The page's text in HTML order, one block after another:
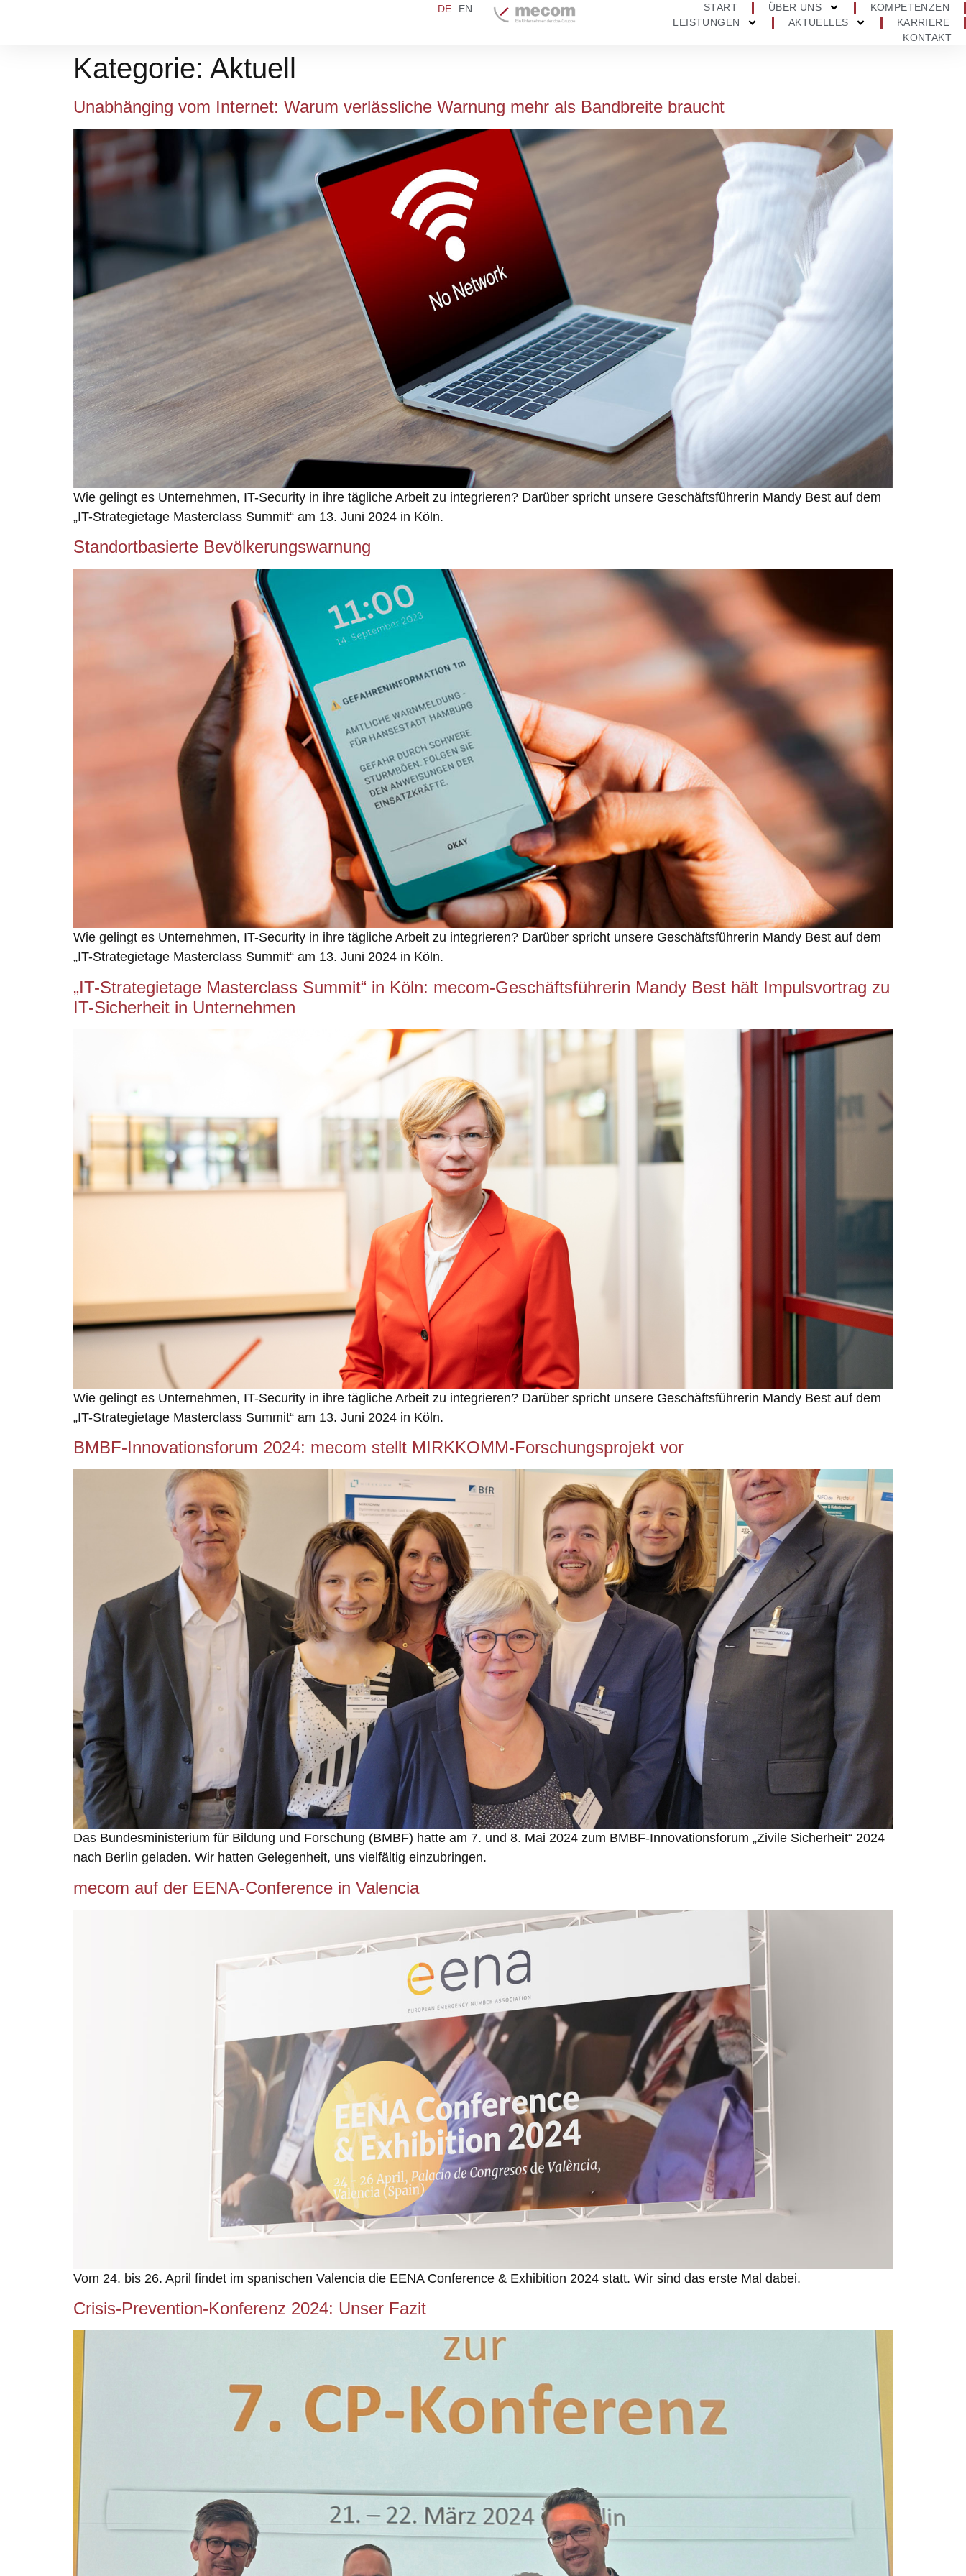
DE EN START ÜBER UNS
KOMPETENZEN
LEISTUNGEN
AKTUELLES
KARRIERE
KONTAKT
Kategorie: Aktuell
Unabhänging vom Internet: Warum verlässliche Warnung mehr als Bandbreite braucht
Wie gelingt es Unternehmen, IT-Security in ihre tägliche Arbeit zu integrieren? Darüber spricht unsere Geschäftsführerin Mandy Best auf dem
„IT-Strategietage Masterclass Summit“ am 13. Juni 2024 in Köln.
Standortbasierte Bevölkerungswarnung
Wie gelingt es Unternehmen, IT-Security in ihre tägliche Arbeit zu integrieren? Darüber spricht unsere Geschäftsführerin Mandy Best auf dem
„IT-Strategietage Masterclass Summit“ am 13. Juni 2024 in Köln.
„IT-Strategietage Masterclass Summit“ in Köln: mecom-Geschäftsführerin Mandy Best hält Impulsvortrag zu
IT-Sicherheit in Unternehmen
Wie gelingt es Unternehmen, IT-Security in ihre tägliche Arbeit zu integrieren? Darüber spricht unsere Geschäftsführerin Mandy Best auf dem
„IT-Strategietage Masterclass Summit“ am 13. Juni 2024 in Köln.
BMBF-Innovationsforum 2024: mecom stellt MIRKKOMM-Forschungsprojekt vor
Das Bundesministerium für Bildung und Forschung (BMBF) hatte am 7. und 8. Mai 2024 zum BMBF-Innovationsforum „Zivile Sicherheit“ 2024
nach Berlin geladen. Wir hatten Gelegenheit, uns vielfältig einzubringen.
mecom auf der EENA-Conference in Valencia
Vom 24. bis 26. April findet im spanischen Valencia die EENA Conference & Exhibition 2024 statt. Wir sind das erste Mal dabei.
Crisis-Prevention-Konferenz 2024: Unser Fazit